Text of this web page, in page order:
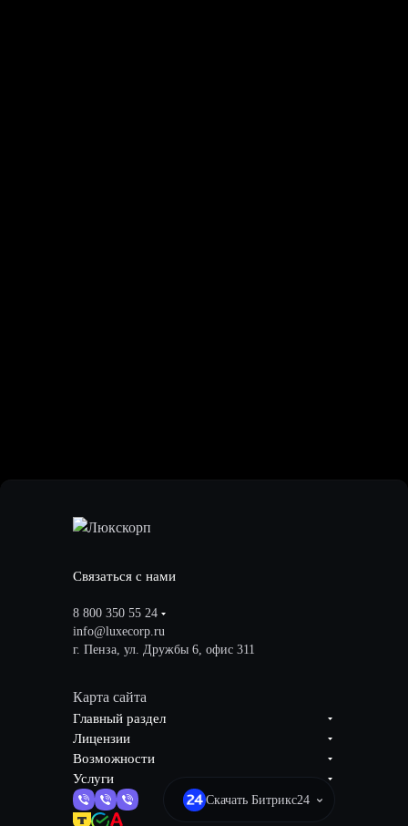
Связаться с нами
8 800 350 55 24
info@luxecorp.ru
г. Пенза, ул. Дружбы 6, офис 311
Карта сайта
Главный раздел
Лицензии
Возможности
Услуги
Скачать Битрикс24